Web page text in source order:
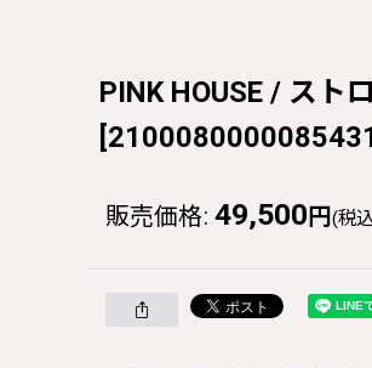
PINK HOUSE / スト
[
販売価格: 49,500 円 (税